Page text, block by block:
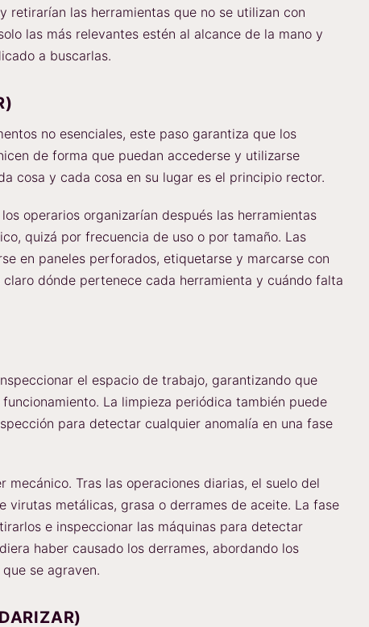
retirarían las herramientas que no se utilizan con
las más relevantes estén al alcance de la mano y
a buscarlas.
no esenciales, este paso garantiza que los
de forma que puedan accederse y utilizarse
cosa y cada cosa en su lugar es el principio rector.
operarios organizarían después las herramientas
quizá por frecuencia de uso o por tamaño. Las
en paneles perforados, etiquetarse y marcarse con
dónde pertenece cada herramienta y cuándo falta
el espacio de trabajo, garantizando que
La limpieza periódica también puede
para detectar cualquier anomalía en una fase
mecánico. Tras las operaciones diarias, el suelo del
virutas metálicas, grasa o derrames de aceite. La fase
e inspeccionar las máquinas para detectar
haber causado los derrames, abordando los
se agraven.